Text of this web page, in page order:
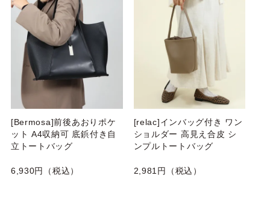
[Bermosa]前後あおりポケ
ット A4収納可 底鋲付き自
立トートバッグ
6,930円（税込）
[relac]インバッグ付き ワン
ショルダー 高見え合皮 シ
ンプルトートバッグ
2,981円（税込）